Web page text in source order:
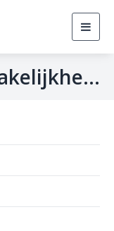
Masterclass Aansprakelijkheidsrecht